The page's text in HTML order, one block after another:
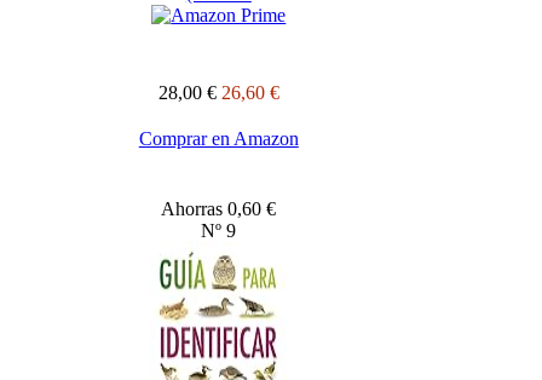
28,00 € 26,60 €
Comprar en Amazon
Ahorras 0,60 €
Nº 9